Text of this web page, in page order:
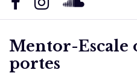
Mentor-Escale
portes